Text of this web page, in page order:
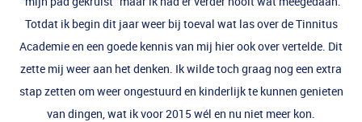
Totdat ik begin dit jaar weer bij toeval wat las over de Tinnitus
Academie en een goede kennis van mij hier ook over vertelde. Dit
zette mij weer aan het denken. Ik wilde toch graag nog een extra
stap zetten om weer ongestuurd en kinderlijk te kunnen genieten
van dingen, wat ik voor 2015 wél en nu niet meer kon.